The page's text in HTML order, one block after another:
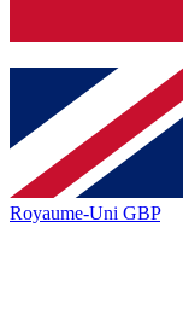
Royaume-Uni GBP